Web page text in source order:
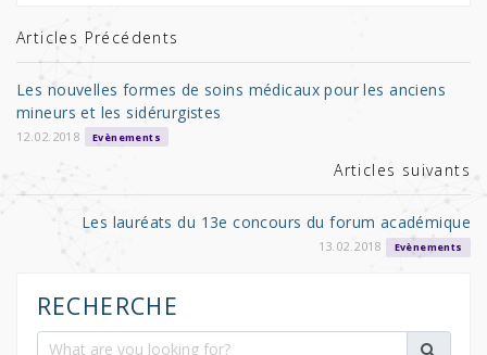
r b
o
o
k
er
Articles Précédents
Les nouvelles formes de soins médicaux pour les anciens
mineurs et les sidérurgistes
12.02.2018 Evènements
Articles suivants
Les lauréats du 13e concours du forum académique
13.02.2018 Evènements
RECHERCHE